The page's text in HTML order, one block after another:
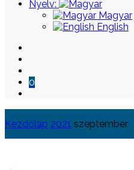
Nyelv:
Magyar
English
0
Kezdőlap 2021 szeptember